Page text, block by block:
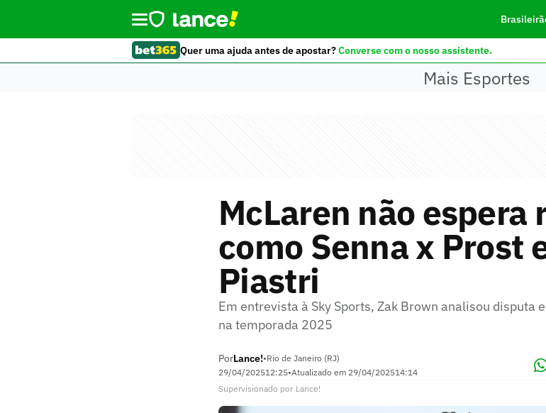
Quer uma ajuda antes de apostar?Converse com o nosso assistente.
Mais Esportes
McLaren não
como Senna x Prost
Piastri
Em entrevista à Sky Sports, Zak Brown analisou disputa
na temporada 2025
PorLance!•Rio de Janeiro (RJ)
29/04/202512:25•Atualizado em 29/04/202514:14
Supervisionado por Lance!